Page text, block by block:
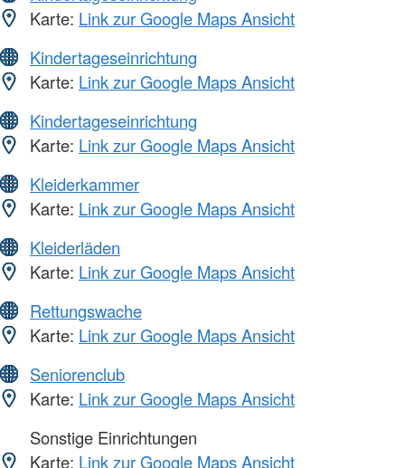
Karte: Link zur Google Maps Ansicht
Kindertageseinrichtung
Karte: Link zur Google Maps Ansicht
Kindertageseinrichtung
Karte: Link zur Google Maps Ansicht
Kleiderkammer
Karte: Link zur Google Maps Ansicht
Kleiderläden
Karte: Link zur Google Maps Ansicht
Rettungswache
Karte: Link zur Google Maps Ansicht
Seniorenclub
Karte: Link zur Google Maps Ansicht
Sonstige Einrichtungen
Karte: Link zur Google Maps Ansicht